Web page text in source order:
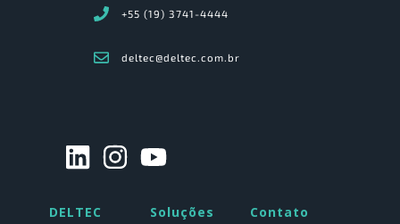
+55 (19) 3741-4444
deltec@deltec.com.br
DELTEC Soluções Contato